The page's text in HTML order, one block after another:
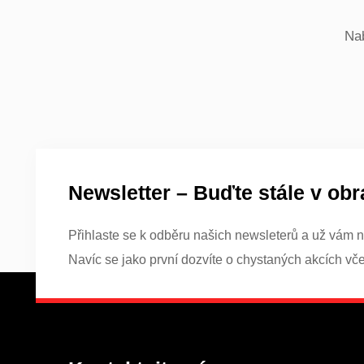
Newsletter – Buďte stále v
Přihlaste se k odběru našich newsleterů a už vám
Navíc se jako první dozvíte o chystaných akcích